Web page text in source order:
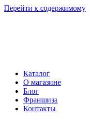
Перейти к содержимому
Каталог
О магазине
Блог
Франшиза
Контакты